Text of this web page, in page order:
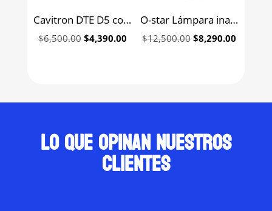
Cavitron DTE D5 con LED escariador ultrasónico Woodpecker
$6,500.00 Original
$4,390.00 Current
O-star Lámpara inalámbrica de fotocurado de un segundo Woodpecker
$12,500.00Original
$8,290.00
Lo que opinan nuestros
clientes